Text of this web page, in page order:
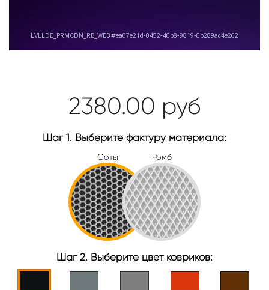
2380.00 руб
Шаг 1. Выберите фактуру материала:
Соты Ромб
Шаг 2. Выберите цвет ковриков: